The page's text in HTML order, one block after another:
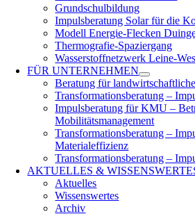
Grundschulbildung
Impulsberatung Solar für die
Modell Energie-Flecken
Thermografie-Spaziergang
Wasserstoffnetzwerk Leine-
FÜRUNTERNEHMEN
Beratung für
Transformationsberatung –
Impulsberatung für KMU –
Mobilitätsmanagement
Transformationsberatung –
Materialeffizienz
Transformationsberatung –
AKTUELLES &
Aktuelles
Wissenswertes
Archiv